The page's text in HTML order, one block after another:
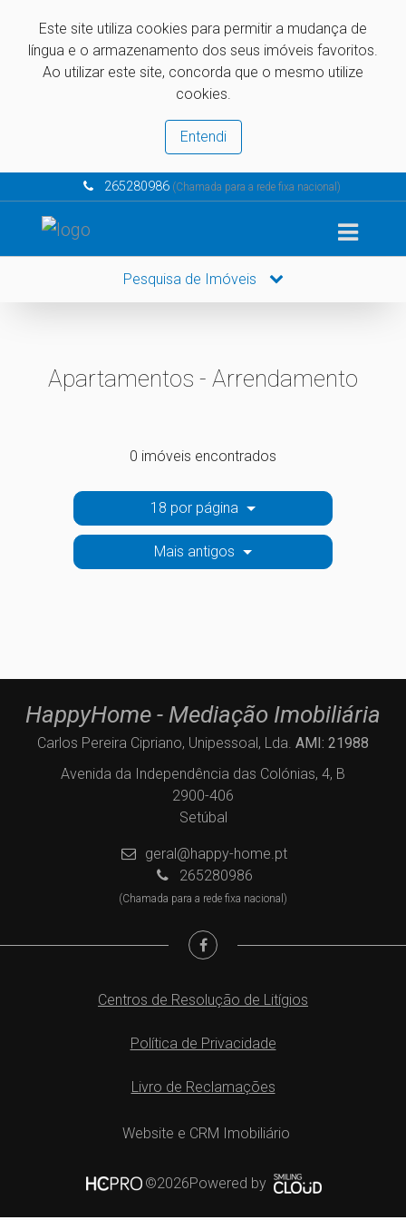
Este site utiliza cookies para permitir a mudança de
língua e o armazenamento dos seus imóveis favoritos.
Ao utilizar este site, concorda que o mesmo utilize
cookies.
Entendi
265280986(Chamada para a rede fixa nacional)
Pesquisa de Imóveis
Apartamentos - Arrendamento
0 imóveis encontrados
18 por página
Mais antigos
HappyHome - Mediação Imobiliária
Carlos Pereira Cipriano, Unipessoal, Lda. AMI: 21988
Avenida da Independência das Colónias, 4, B
2900-406
Setúbal
geral@happy-home.pt
265280986
(Chamada para a rede fixa nacional)
Centros de Resolução de Litígios
Política de Privacidade
Livro de Reclamações
Website e CRM Imobiliário
©2026Powered by